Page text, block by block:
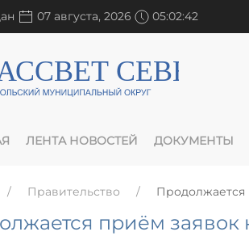
07 августа, 2026 05:02:43
ЛЕНТА НОВОСТЕЙ ДОКУМЕНТЫ
Правительство
приём